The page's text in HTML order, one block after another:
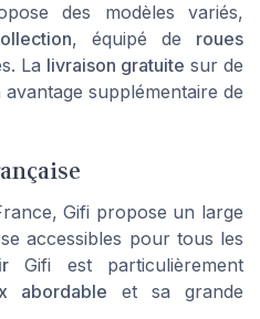
des modèles variés,
, équipé de roues
La livraison gratuite sur de
supplémentaire de
Gifi propose un large
accessibles pour tous les
Gifi est particulièrement
abordable et sa grande